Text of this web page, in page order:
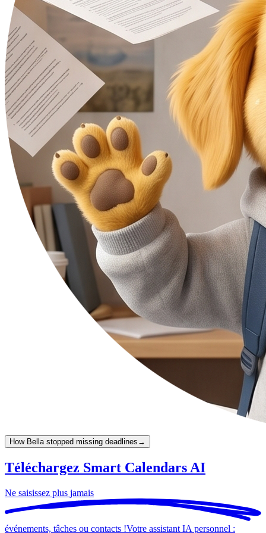
How Bella stopped missing deadlines →
Téléchargez Smart Calendars AI
Ne saisissez plus jamais
événements, tâches ou contacts !Votre assistant IA personnel :